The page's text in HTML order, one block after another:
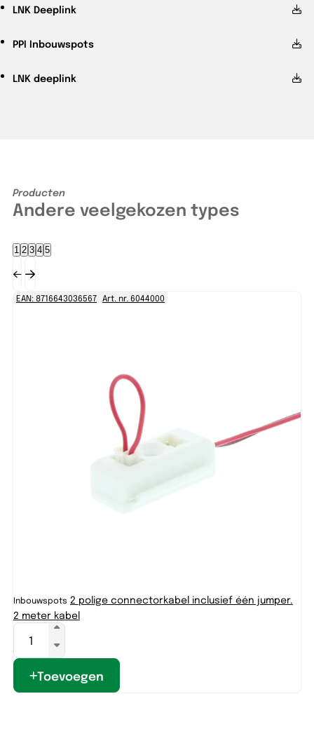
LNK Deeplink
PPI Inbouwspots
LNK deeplink
Producten
Andere veelgekozen types
1 2 3 4 5
EAN: 8716643036567 Art. nr. 6044000
Inbouwspots 2 polige connectorkabel inclusief één jumper.
2 meter kabel
Toevoegen